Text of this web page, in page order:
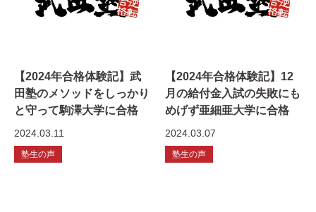
【2024年合格体験記】武
田塾のメソッドをしっかり
と守って駒澤大学に合格
2024.03.11
塾生の声
【2024年合格体験記】12
月の給付金入試の失敗にも
めげず亜細亜大学に合格
2024.03.07
塾生の声